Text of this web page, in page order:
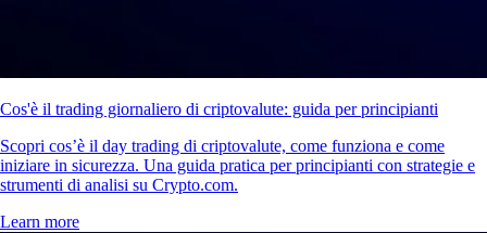
Cos'è il trading giornaliero di criptovalute: guida per principianti
Scopri cos’è il day trading di criptovalute, come funziona e come
iniziare in sicurezza. Una guida pratica per principianti con strategie e
strumenti di analisi su Crypto.com.
Learn more